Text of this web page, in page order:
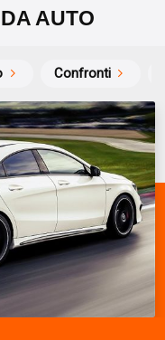
AUTO
Confronti